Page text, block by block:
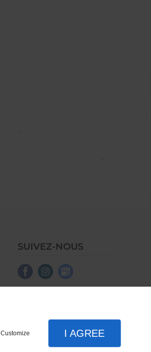
SUIVEZ-NOUS
Customize I AGREE